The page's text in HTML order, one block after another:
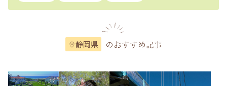
静岡県 のおすすめ記事